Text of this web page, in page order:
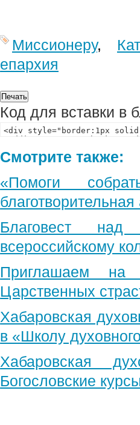
Миссионеру,
епархия
Код для вставки в
Смотрите также:
«Помоги
Благовест
всероссийскому
Приглашаем на
Царственных
Хабаровская
в «Школу
Хабаровская
Богословские